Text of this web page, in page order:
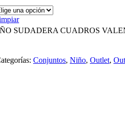
SUDADERA CUADROS
Conjuntos, Niño, Outlet,